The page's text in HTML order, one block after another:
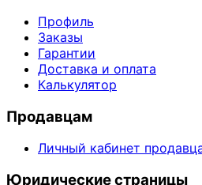
Профиль
Заказы
Гарантии
Доставка и оплата
Калькулятор
Продавцам
Личный кабинет
Юридические страницы